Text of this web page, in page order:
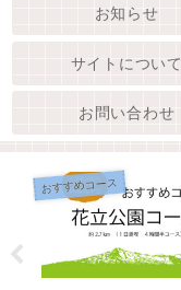
お知らせ
サイトについて
お問い合わせ
おすすめコース